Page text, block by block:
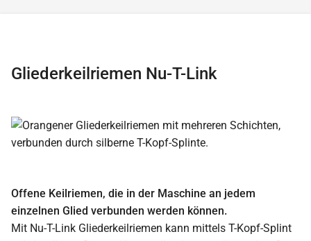
Gliederkeilriemen Nu-T-Link
Offene Keilriemen, die in der Maschine an jedem
einzelnen Glied verbunden werden können.
Mit Nu-T-Link Gliederkeilriemen kann mittels T-Kopf-Splint